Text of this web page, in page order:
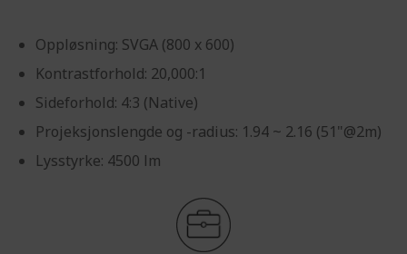
Oppløsning: SVGA (800 x 600)
Kontrastforhold: 20,000:1
Sideforhold: 4:3 (Native)
Projeksjonslengde og -radius: 1.94 ~ 2.16 (51"@2m)
Lysstyrke: 4500 lm